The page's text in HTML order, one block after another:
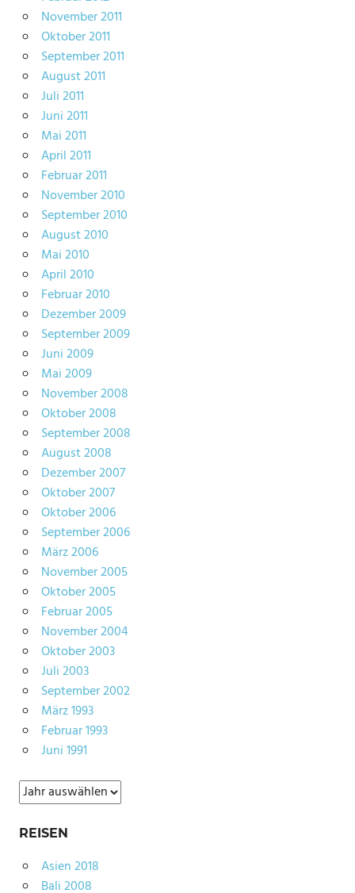
November 2011
Oktober 2011
September 2011
August 2011
Juli 2011
Juni 2011
Mai 2011
April 2011
Februar 2011
November 2010
September 2010
August 2010
Mai 2010
April 2010
Februar 2010
Dezember 2009
September 2009
Juni 2009
Mai 2009
November 2008
Oktober 2008
September 2008
August 2008
Dezember 2007
Oktober 2007
Oktober 2006
September 2006
März 2006
November 2005
Oktober 2005
Februar 2005
November 2004
Oktober 2003
Juli 2003
September 2002
März 1993
Februar 1993
Juni 1991
Archiv
REISEN
Asien 2018
Bali 2008